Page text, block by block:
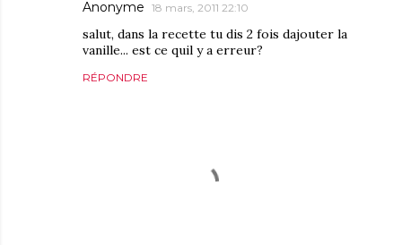
Anonyme 18 mars, 2011 22:10
salut, dans la recette tu dis 2 fois dajouter la
vanille... est ce quil y a erreur?
RÉPONDRE